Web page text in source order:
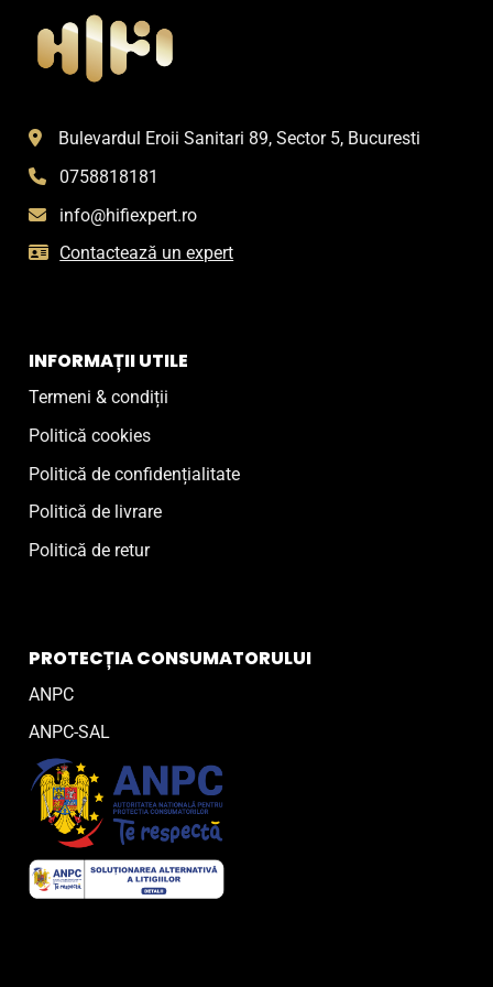
pot
fi
alese
produsului.
Bulevardul Eroii Sanitari 89, Sector 5, Bucuresti
0758818181
info@hifiexpert.ro
Contactează un expert
INFORMAȚII UTILE
Termeni & condiții
Politică cookies
Politică de confidențialitate
Politică de livrare
Politică de retur
PROTECȚIA CONSUMATORULUI
ANPC
ANPC-SAL